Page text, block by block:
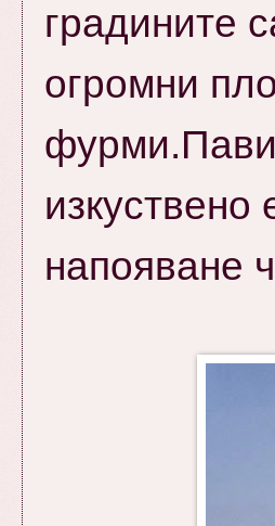
градините
огромни
изкуствено
напояване